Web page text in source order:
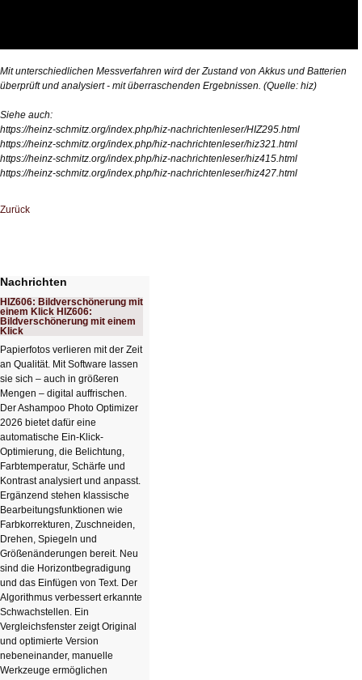
Mit unterschiedlichen Messverfahren wird der Zustand von Akkus und Batterien
überprüft und analysiert - mit überraschenden Ergebnissen. (Quelle: hiz)
Siehe auch:
https://heinz-schmitz.org/index.php/hiz-nachrichtenleser/HIZ295.html
https://heinz-schmitz.org/index.php/hiz-nachrichtenleser/hiz321.html
https://heinz-schmitz.org/index.php/hiz-nachrichtenleser/hiz415.html
https://heinz-schmitz.org/index.php/hiz-nachrichtenleser/hiz427.html
Zurück
Nachrichten
HIZ606: Bildverschönerung mit
einem Klick HIZ606:
Bildverschönerung mit einem
Klick
Papierfotos verlieren mit der Zeit
an Qualität. Mit Software lassen
sie sich – auch in größeren
Mengen – digital auffrischen.
Der Ashampoo Photo Optimizer
2026 bietet dafür eine
automatische Ein-Klick-
Optimierung, die Belichtung,
Farbtemperatur, Schärfe und
Kontrast analysiert und anpasst.
Ergänzend stehen klassische
Bearbeitungsfunktionen wie
Farbkorrekturen, Zuschneiden,
Drehen, Spiegeln und
Größenänderungen bereit. Neu
sind die Horizontbegradigung
und das Einfügen von Text. Der
Algorithmus verbessert erkannte
Schwachstellen. Ein
Vergleichsfenster zeigt Original
und optimierte Version
nebeneinander, manuelle
Werkzeuge ermöglichen